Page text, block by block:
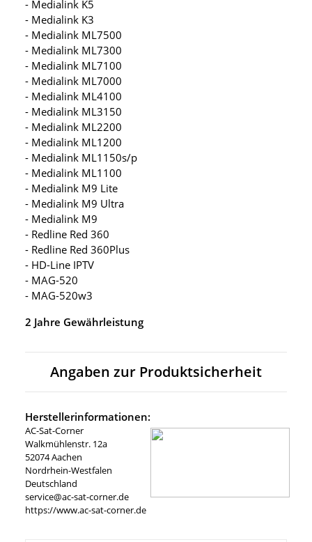
- Medialink K5
- Medialink K3
- Medialink ML7500
- Medialink ML7300
- Medialink ML7100
- Medialink ML7000
- Medialink ML4100
- Medialink ML3150
- Medialink ML2200
- Medialink ML1200
- Medialink ML1150s/p
- Medialink ML1100
- Medialink M9 Lite
- Medialink M9 Ultra
- Medialink M9
- Redline Red 360
- Redline Red 360Plus
- HD-Line IPTV
- MAG-520
- MAG-520w3
2 Jahre Gewährleistung
Angaben zur Produktsicherheit
Herstellerinformationen:
AC-Sat-Corner
Walkmühlenstr. 12a
52074 Aachen
Nordrhein-Westfalen
Deutschland
service@ac-sat-corner.de
https://www.ac-sat-corner.de